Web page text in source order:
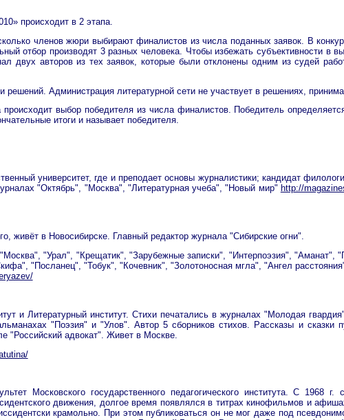
происходит в 2 этапа.
членов жюри выбирают финалистов из числа поданных заявок. В
отбор производят 3 разных человека. Чтобы избежать субъективности в
двух авторов из тех заявок, которые были отклонены одним из судей
Администрация литературной сети не участвует в решениях,
выбор победителя из числа финалистов. Победитель
итоги и называет победителя.
университет, где и преподает основы журналистики; кандидат
"Октябрь", "Москва", "Литературная учеба", "Новый мир" http://
живёт в Новосибирске. Главный редактор журнала "Сибирские огни".
"Урал", "Крещатик", "Зарубежные записки", "Интерпоэзия", "Аманат",
"Посланец", "Тобук", "Кочевник", "Золотоносная мгла", "Ангел
и Литературный институт. Стихи печатались в журналах "Молодая
"Поэзия" и "Улов". Автор 5 сборников стихов. Рассказы и сказки
"Российский адвокат". Живет в Москве.
Московского государственного педагогического института. С 1968 г.
движения, долгое время появлялся в титрах кинофильмов и
крамольно. При этом публиковаться он не мог даже под